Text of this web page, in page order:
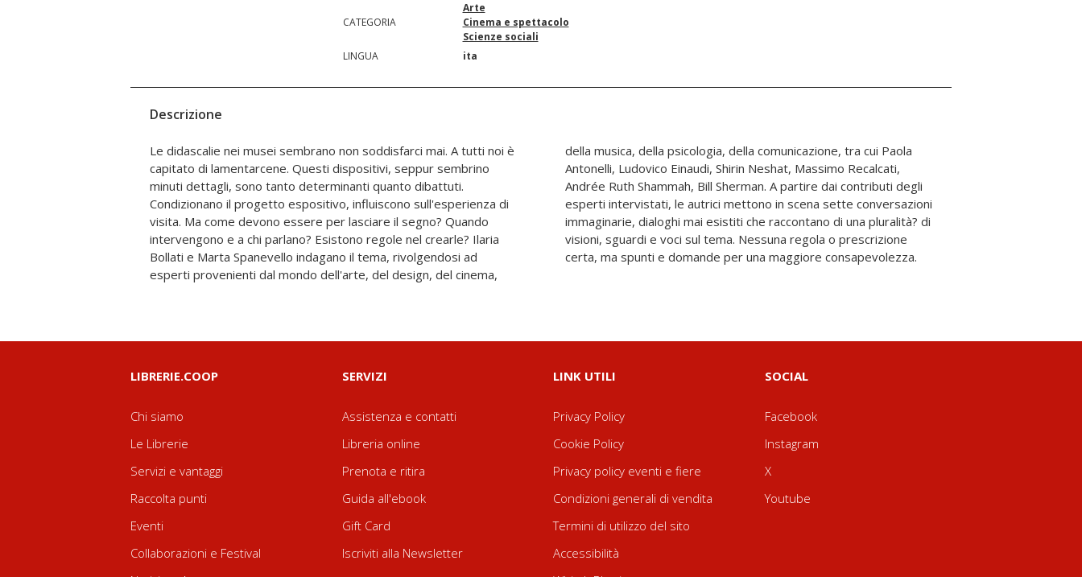
CATEGORIA
Arte
Cinema e spettacolo
Scienze sociali
LINGUA
ita
Descrizione
Le didascalie nei musei sembrano non soddisfarci mai. A tutti noi è
capitato di lamentarcene. Questi dispositivi, seppur sembrino
minuti dettagli, sono tanto determinanti quanto dibattuti.
Condizionano il progetto espositivo, influiscono sull'esperienza di
visita. Ma come devono essere per lasciare il segno? Quando
intervengono e a chi parlano? Esistono regole nel crearle? Ilaria
Bollati e Marta Spanevello indagano il tema, rivolgendosi ad
esperti provenienti dal mondo dell'arte, del design, del cinema,
della musica, della psicologia, della comunicazione, tra cui Paola
Antonelli, Ludovico Einaudi, Shirin Neshat, Massimo Recalcati,
Andrée Ruth Shammah, Bill Sherman. A partire dai contributi degli
esperti intervistati, le autrici mettono in scena sette conversazioni
immaginarie, dialoghi mai esistiti che raccontano di una pluralità? di
visioni, sguardi e voci sul tema. Nessuna regola o prescrizione
certa, ma spunti e domande per una maggiore consapevolezza.
LIBRERIE.COOP
Chi siamo
Le Librerie
Servizi e vantaggi
Raccolta punti
Eventi
Collaborazioni e Festival
SERVIZI
Assistenza e contatti
Libreria online
Prenota e ritira
Guida all'ebook
Gift Card
Iscriviti alla Newsletter
LINK UTILI
Privacy Policy
Cookie Policy
Privacy policy eventi e fiere
Condizioni generali di vendita
Termini di utilizzo del sito
Accessibilità
SOCIAL
Facebook
Instagram
X
Youtube